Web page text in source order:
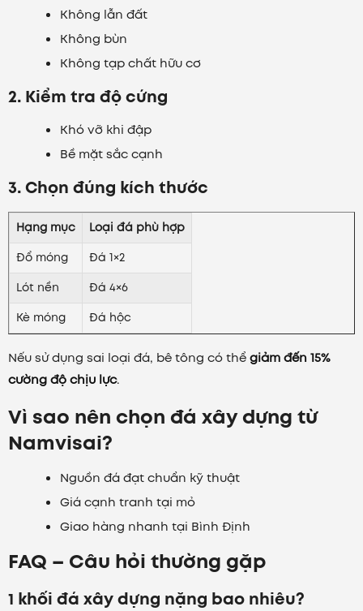
Không lẫn đất
Không bùn
Không tạp chất hữu cơ
2. Kiểm tra độ cứng
Khó vỡ khi đập
Bề mặt sắc cạnh
3. Chọn đúng kích thước
Hạng mục
Loại đá phù hợp
Đổ móng
Đá 1×2
Lót nền
Đá 4×6
Kè móng
Đá hộc
Nếu sử dụng sai loại đá, bê tông có thểgiảm đến 15%
cường độ chịu lực.
Vì sao nên chọn đá xây dựng từ
Namvisai?
Nguồn đá đạt chuẩn kỹ thuật
Giá cạnh tranh tại mỏ
Giao hàng nhanh tại Bình Định
FAQ – Câu hỏi thường gặp
1 khối đá xây dựng nặng bao nhiêu?